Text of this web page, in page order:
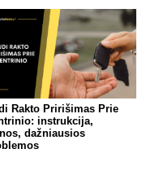
Rakto Pririšimas Prie
instrukcija,
dažniausios